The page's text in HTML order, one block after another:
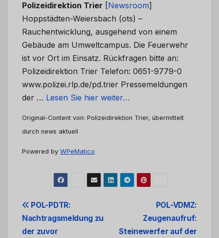
Polizeidirektion Trier [Newsroom]
Hoppstädten-Weiersbach (ots) –
Rauchentwicklung, ausgehend von einem
Gebäude am Umweltcampus. Die Feuerwehr
ist vor Ort im Einsatz. Rückfragen bitte an:
Polizeidirektion Trier Telefon: 0651-9779-0
www.polizei.rlp.de/pd.trier Pressemeldungen
der … Lesen Sie hier weiter…
Original-Content von: Polizeidirektion Trier, übermittelt
durch news aktuell
Powered by WPeMatico
Beitrags-
Navigation
POL-VDMZ:
Zeugenaufruf:
Steinewerfer auf der
POL-PDTR:
Nachtragsmeldung zu
der zuvor